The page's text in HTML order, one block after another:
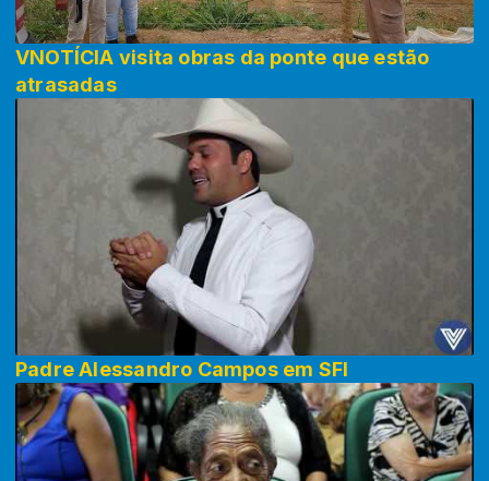
VNOTÍCIA visita obras da ponte que estão
atrasadas
Padre Alessandro Campos em SFI